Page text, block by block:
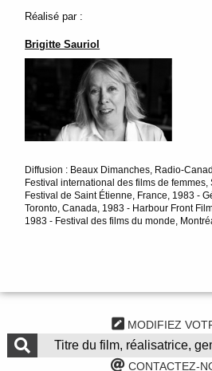
Réalisé par :
Brigitte Sauriol
Diffusion : Beaux Dimanches, Radio-
Festival international des films de femmes,
Festival de Saint Étienne, France, 1983 -
Toronto, Canada, 1983 - Harbour Front
1983 - Festival des films du monde,
MODIFIEZ
CONTACTEZ-